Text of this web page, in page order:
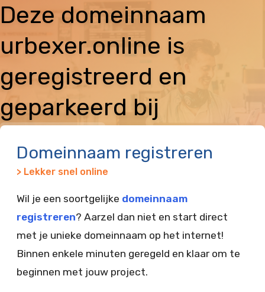
Deze domeinnaam
urbexer.online is
geregistreerd en
geparkeerd bij
Domeinnaam registreren
> Lekker snel online
Wil je een soortgelijke domeinnaam
registreren? Aarzel dan niet en start direct
met je unieke domeinnaam op het internet!
Binnen enkele minuten geregeld en klaar om te
beginnen met jouw project.